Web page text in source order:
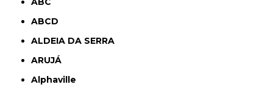
ABCD
ALDEIA DA SERRA
ARUJÁ
Alphaville